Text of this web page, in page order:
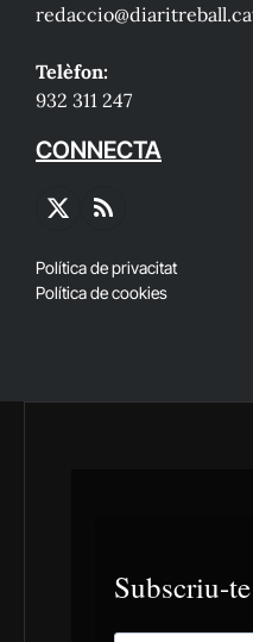
Telèfon:
932 311 247
CONNECTA
X
RSS
Política de privacitat
Política de cookies